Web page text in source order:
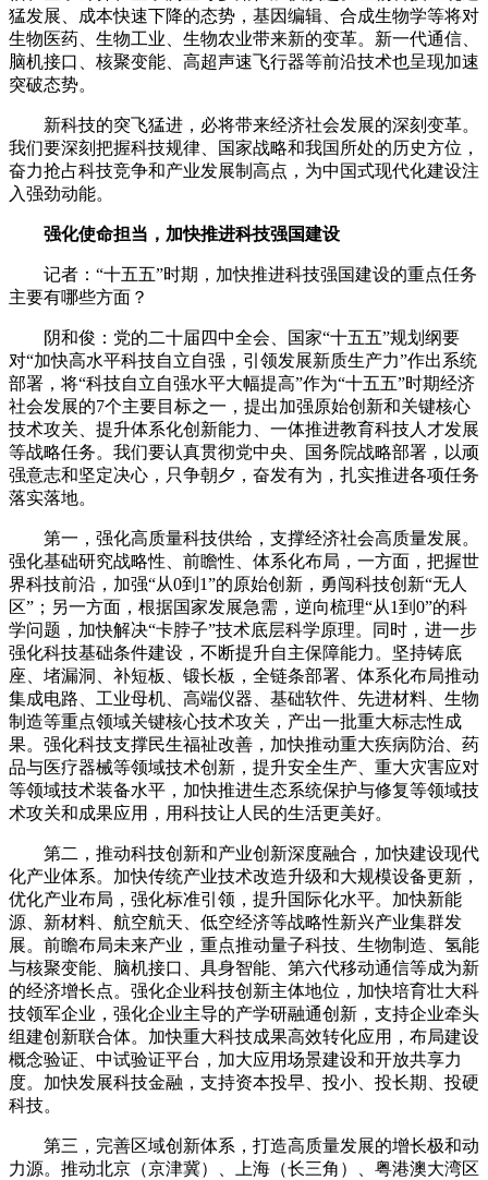
猛发展、成本快速下降的态势，基因编辑、合成生物学等将对
生物医药、生物工业、生物农业带来新的变革。新一代通信、
脑机接口、核聚变能、高超声速飞行器等前沿技术也呈现加速
突破态势。
新科技的突飞猛进，必将带来经济社会发展的深刻变革。
我们要深刻把握科技规律、国家战略和我国所处的历史方位，
奋力抢占科技竞争和产业发展制高点，为中国式现代化建设注
入强劲动能。
强化使命担当，加快推进科技强国建设
记者：“十五五”时期，加快推进科技强国建设的重点任务
主要有哪些方面？
阴和俊：党的二十届四中全会、国家“十五五”规划纲要
对“加快高水平科技自立自强，引领发展新质生产力”作出系统
部署，将“科技自立自强水平大幅提高”作为“十五五”时期经济
社会发展的7个主要目标之一，提出加强原始创新和关键核心
技术攻关、提升体系化创新能力、一体推进教育科技人才发展
等战略任务。我们要认真贯彻党中央、国务院战略部署，以顽
强意志和坚定决心，只争朝夕，奋发有为，扎实推进各项任务
落实落地。
第一，强化高质量科技供给，支撑经济社会高质量发展。
强化基础研究战略性、前瞻性、体系化布局，一方面，把握世
界科技前沿，加强“从0到1”的原始创新，勇闯科技创新“无人
区”；另一方面，根据国家发展急需，逆向梳理“从1到0”的科
学问题，加快解决“卡脖子”技术底层科学原理。同时，进一步
强化科技基础条件建设，不断提升自主保障能力。坚持铸底
座、堵漏洞、补短板、锻长板，全链条部署、体系化布局推动
集成电路、工业母机、高端仪器、基础软件、先进材料、生物
制造等重点领域关键核心技术攻关，产出一批重大标志性成
果。强化科技支撑民生福祉改善，加快推动重大疾病防治、药
品与医疗器械等领域技术创新，提升安全生产、重大灾害应对
等领域技术装备水平，加快推进生态系统保护与修复等领域技
术攻关和成果应用，用科技让人民的生活更美好。
第二，推动科技创新和产业创新深度融合，加快建设现代
化产业体系。加快传统产业技术改造升级和大规模设备更新，
优化产业布局，强化标准引领，提升国际化水平。加快新能
源、新材料、航空航天、低空经济等战略性新兴产业集群发
展。前瞻布局未来产业，重点推动量子科技、生物制造、氢能
与核聚变能、脑机接口、具身智能、第六代移动通信等成为新
的经济增长点。强化企业科技创新主体地位，加快培育壮大科
技领军企业，强化企业主导的产学研融通创新，支持企业牵头
组建创新联合体。加快重大科技成果高效转化应用，布局建设
概念验证、中试验证平台，加大应用场景建设和开放共享力
度。加快发展科技金融，支持资本投早、投小、投长期、投硬
科技。
第三，完善区域创新体系，打造高质量发展的增长极和动
力源。推动北京（京津冀）、上海（长三角）、粤港澳大湾区